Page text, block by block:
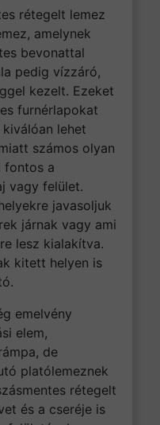
rétegelt lemez
amelynek
bevonattal
pedig vízzáró,
kezelt. Ezeket
furnérlapokat
lehet
számos olyan
fontos a
vagy felület.
javasoljuk
járnak vagy ami
lesz kialakítva.
kitett helyen is
emelvény
elem,
de
platólemeznek
rétegelt
és a cseréje is